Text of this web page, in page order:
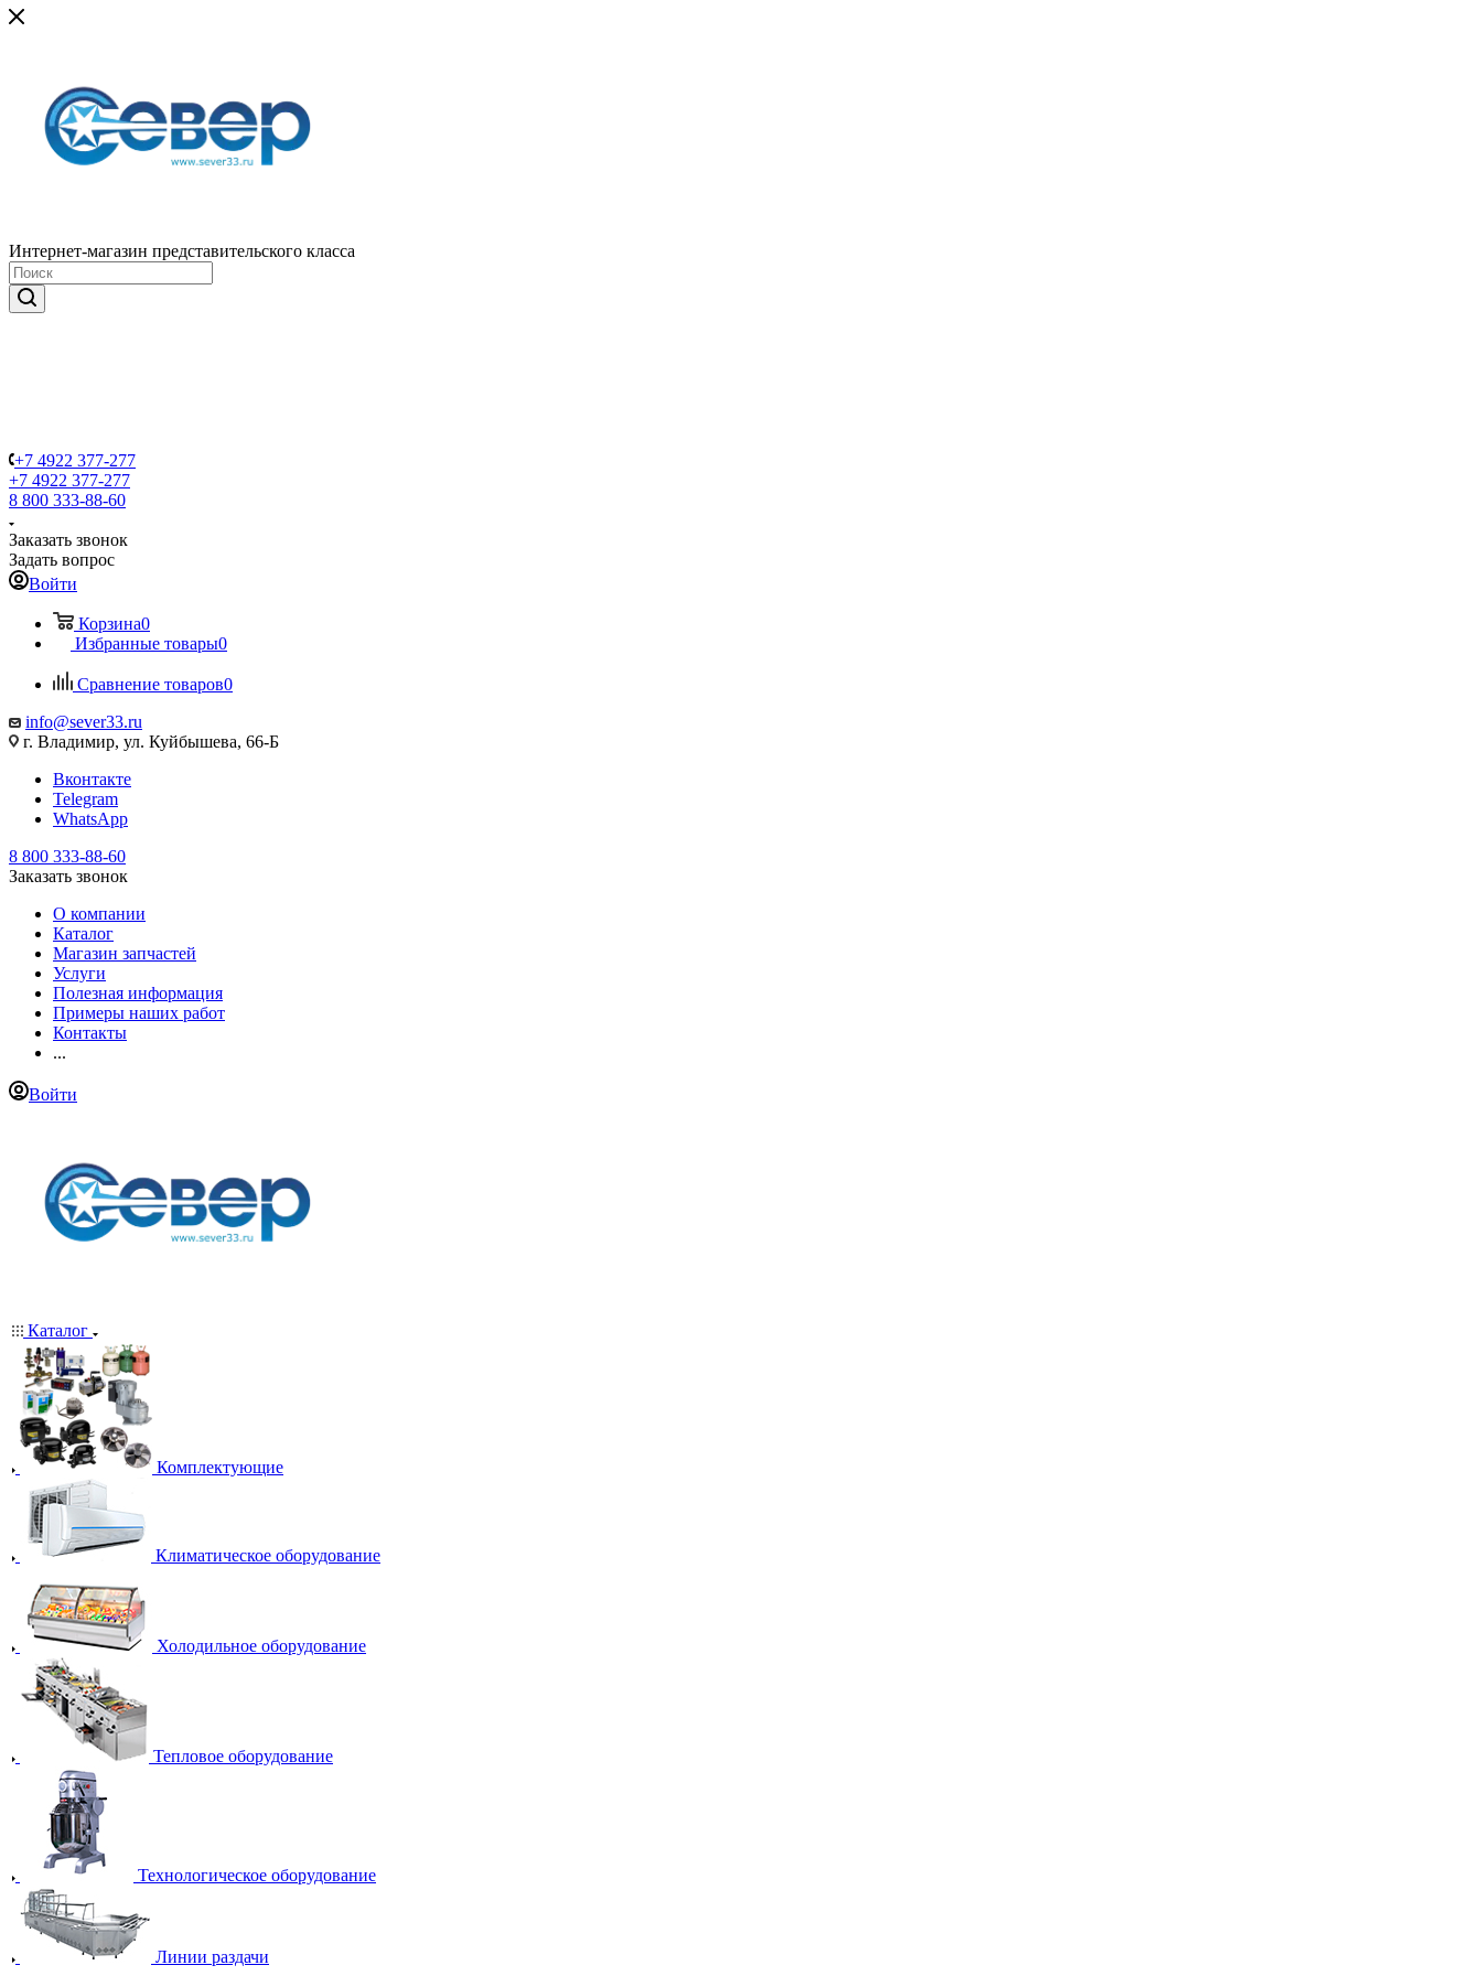
Интернет-магазин представительского класса
+7 4922 377-277
+7 4922 377-277
8 800 333-88-60
Заказать звонок
Задать вопрос
Войти
Корзина0
Избранные товары0
Сравнение товаров0
info@sever33.ru
г. Владимир, ул. Куйбышева, 66-Б
Вконтакте
Telegram
WhatsApp
8 800 333-88-60
Заказать звонок
О компании
Каталог
Магазин запчастей
Услуги
Полезная информация
Примеры наших работ
Контакты
...
Войти
Каталог
Комплектующие
Климатическое оборудование
Холодильное оборудование
Тепловое оборудование
Технологическое оборудование
Линии раздачи